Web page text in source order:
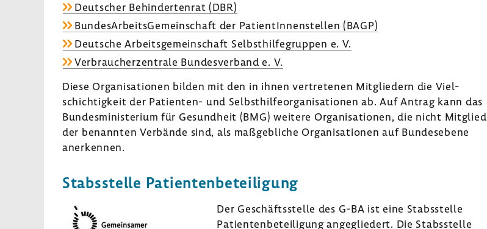
Deut­scher Behin­der­tenrat (DBR)
Bundes­Ar­beits­Ge­mein­schaft der Pati­en­tIn­nen­stellen (BAGP)
Deut­sche Arbeits­ge­mein­schaft Selbst­hil­fe­gruppen e. V.
Verbrau­cher­zen­trale Bundes­ver­band e. V.
Diese Orga­ni­sa­tionen bilden mit den in ihnen vertre­tenen Mitglie­dern die Viel­
schich­tig­keit der Patienten-​ und Selbst­hil­fe­or­ga­ni­sa­tionen ab. Auf Antrag kann das
Bundes­mi­nis­te­rium für Gesund­heit (BMG) weitere Orga­ni­sa­tionen, die nicht Mitglied
der benannten Verbände sind, als maßgeb­liche Orga­ni­sa­tionen auf Bundes­ebene
aner­kennen.
Stabs­stelle Pati­en­ten­be­tei­li­gung
Der Geschäfts­stelle des G-BA ist eine Stabs­stelle
Pati­en­ten­be­tei­li­gung ange­glie­dert. Die Stabs­stelle